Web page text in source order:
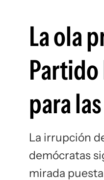
La ola
para
La irrupción
demócratas
mirada